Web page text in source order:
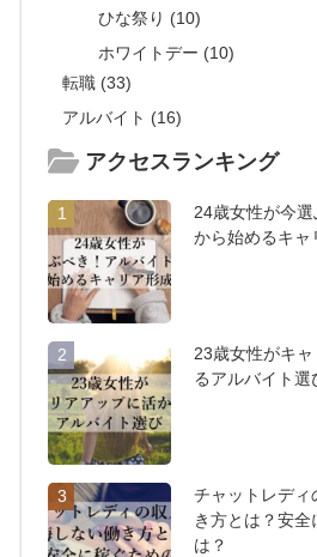
ひな祭り (10)
ホワイトデー (10)
転職 (33)
アルバイト (16)
アクセスランキング
1
24歳女性が今
から始めるキャ
2
23歳女性がキ
るアルバイト選
3
チャットレディ
き方とは？安全
は？